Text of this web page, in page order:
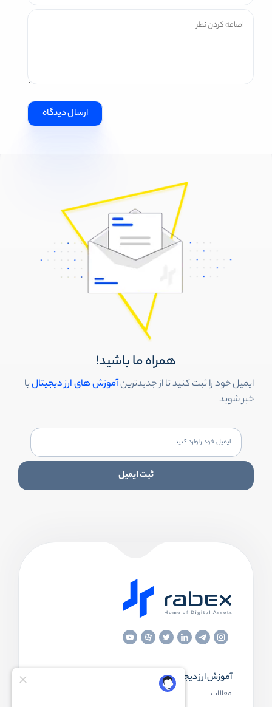
همراه ما باشید!
ایمیل خود را ثبت کنید تا از جدیدترینآموزش های ارز دیجیتالبا
خبر شوید
ثبت ایمیل
آموزش ارز دیجیتال
مقالات